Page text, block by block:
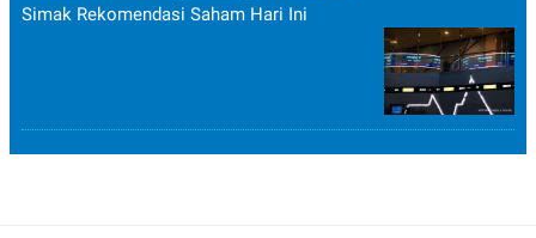
Simak Rekomendasi Saham Hari Ini